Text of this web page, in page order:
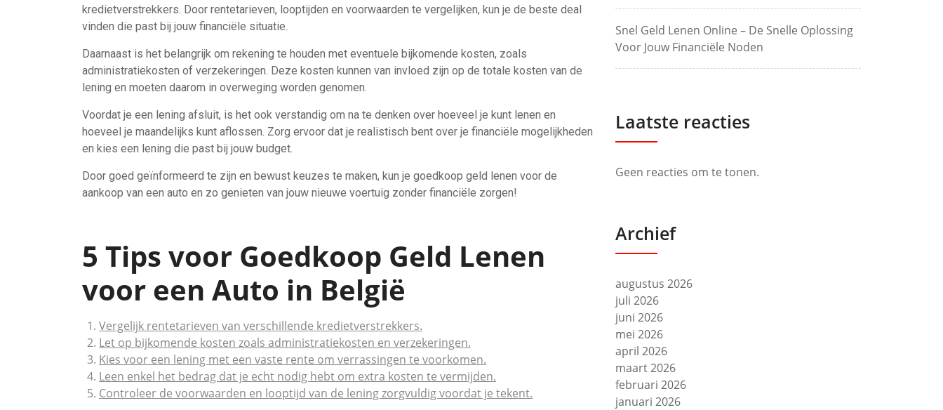
kredietverstrekkers. Door rentetarieven, looptijden en voorwaarden te vergelijken, kun je de beste deal
vinden die past bij jouw financiële situatie.
Daarnaast is het belangrijk om rekening te houden met eventuele bijkomende kosten, zoals
administratiekosten of verzekeringen. Deze kosten kunnen van invloed zijn op de totale kosten van de
lening en moeten daarom in overweging worden genomen.
Voordat je een lening afsluit, is het ook verstandig om na te denken over hoeveel je kunt lenen en
hoeveel je maandelijks kunt aflossen. Zorg ervoor dat je realistisch bent over je financiële mogelijkheden
en kies een lening die past bij jouw budget.
Door goed geïnformeerd te zijn en bewust keuzes te maken, kun je goedkoop geld lenen voor de
aankoop van een auto en zo genieten van jouw nieuwe voertuig zonder financiële zorgen!
5 Tips voor Goedkoop Geld Lenen
voor een Auto in België
Vergelijk rentetarieven van verschillende kredietverstrekkers.
Let op bijkomende kosten zoals administratiekosten en verzekeringen.
Kies voor een lening met een vaste rente om verrassingen te voorkomen.
Leen enkel het bedrag dat je echt nodig hebt om extra kosten te vermijden.
Controleer de voorwaarden en looptijd van de lening zorgvuldig voordat je tekent.
Snel Geld Lenen Online – De Snelle Oplossing
Voor Jouw Financiële Noden
Laatste reacties
Geen reacties om te tonen.
Archief
augustus 2026
juli 2026
juni 2026
mei 2026
april 2026
maart 2026
februari 2026
januari 2026